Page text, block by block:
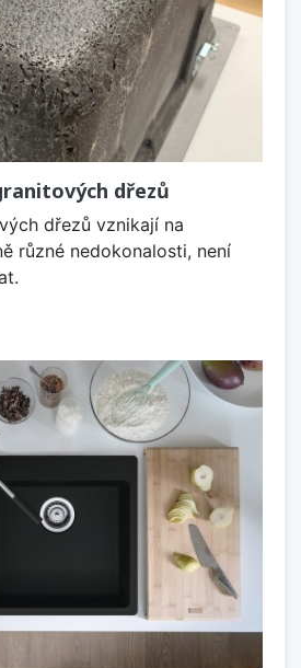
dřezů
dřezů vznikají na
různé nedokonalosti, není